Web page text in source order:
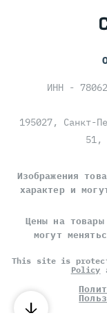
ИНН -
195027, Санкт-
51,
Изображения
характер и
Цены на товары
могут
This site is
Policy